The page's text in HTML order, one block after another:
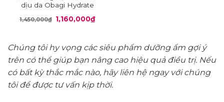
dịu da Obagi Hydrate
1,450,000₫ Giá
gốc
1,160,000₫Giá
hiện
1,160,000₫.
Chúng tôi hy vọng các siêu phẩm dưỡng ẩm gợi ý
trên có thể giúp bạn nâng cao hiệu quả điều trị. Nếu
có bất kỳ thắc mắc nào, hãy liên hệ ngay với chúng
tôi để được tư vấn kịp thời.